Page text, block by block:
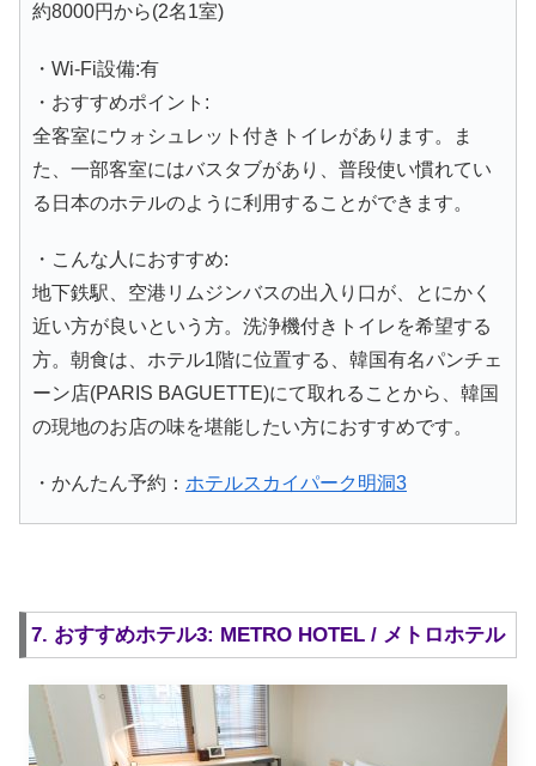
約8000円から(2名1室)
・Wi-Fi設備:有
・おすすめポイント:
全客室にウォシュレット付きトイレがあります。ま
た、一部客室にはバスタブがあり、普段使い慣れてい
る日本のホテルのように利用することができます。
・こんな人におすすめ:
地下鉄駅、空港リムジンバスの出入り口が、とにかく
近い方が良いという方。洗浄機付きトイレを希望する
方。朝食は、ホテル1階に位置する、韓国有名パンチェ
ーン店(PARIS BAGUETTE)にて取れることから、韓国
の現地のお店の味を堪能したい方におすすめです。
・かんたん予約： ホテルスカイパーク明洞3
7. おすすめホテル3: METRO HOTEL / メトロホテル